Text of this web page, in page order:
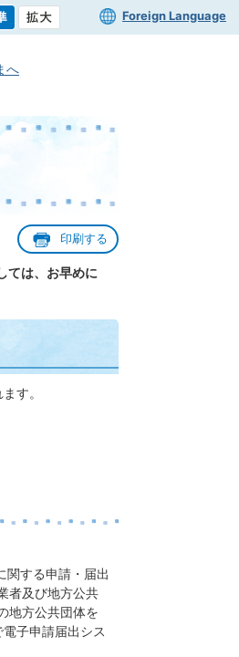
Foreign Language
へ
印刷する
ては、お早めに
す。
関する申請・届出
者及び地方公共
地方公共団体を
子申請届出シス